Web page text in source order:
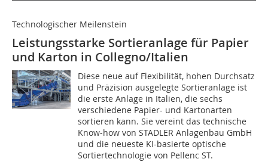
Technologischer Meilenstein
Leistungsstarke Sortieranlage für Papier
und Karton in Collegno/Italien
Diese neue auf Flexibilität, hohen Durchsatz
und Präzision ausgelegte Sortieranlage ist
die erste Anlage in Italien, die sechs
verschiedene Papier- und Kartonarten
sortieren kann. Sie vereint das technische
Know-how von STADLER Anlagenbau GmbH
und die neueste KI-basierte optische
Sortiertechnologie von Pellenc ST.